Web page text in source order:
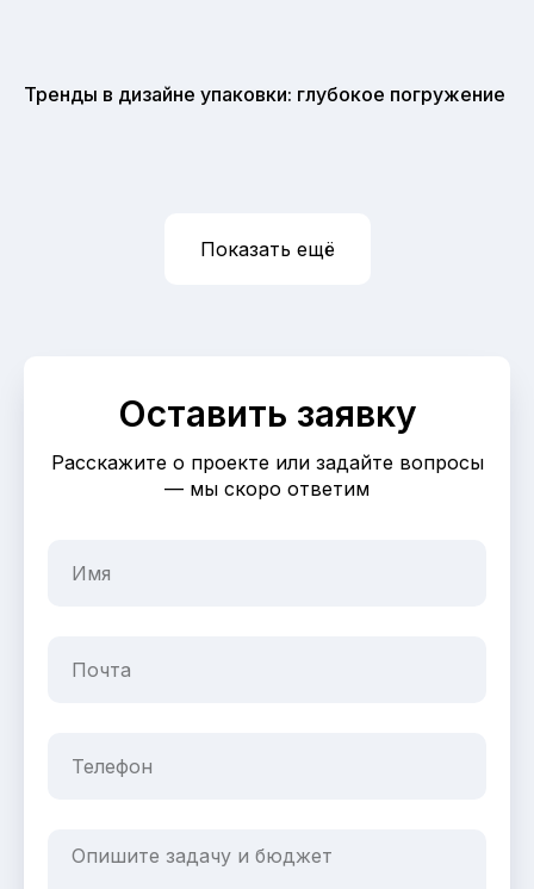
Тренды в дизайне упаковки: глубокое погружение
Показать ещё
Оставить заявку
Расскажите о проекте или задайте вопросы
— мы скоро ответим